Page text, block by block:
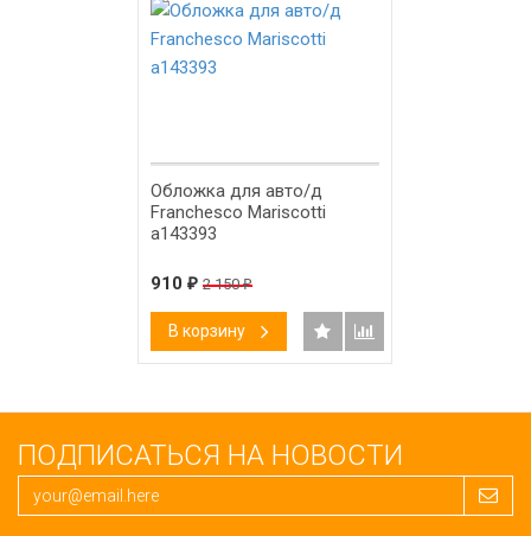
Обложка для авто/д
Franchesco Mariscotti
а143393
910 ₽ 2 150₽
В корзину
ПОДПИСАТЬСЯ НА НОВОСТИ